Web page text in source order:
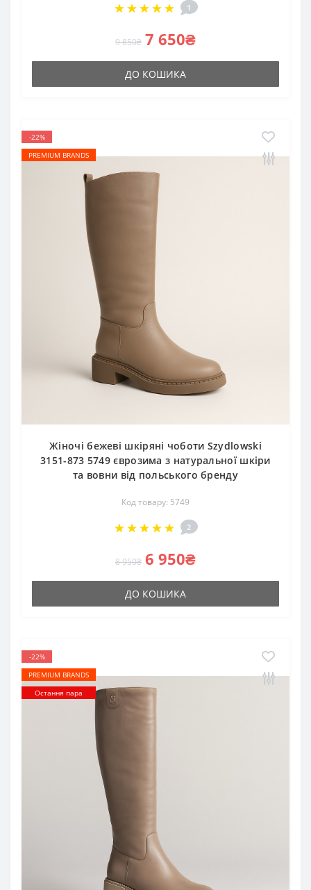
1
9 850₴ 7 650₴
ДО КОШИКА
-22%
PREMIUM BRANDS
Жіночі бежеві шкіряні чоботи Szydlowski
3151-873 5749 єврозима з натуральної шкіри
та вовни від польського бренду
Код товару: 5749
2
8 950₴ 6 950₴
ДО КОШИКА
-22%
PREMIUM BRANDS
Остання пара